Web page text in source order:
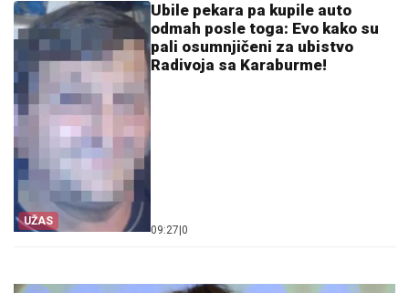
UŽAS
Ubile pekara pa kupile auto
odmah posle toga: Evo kako su
pali osumnjičeni za ubistvo
Radivoja sa Karaburme!
09:27 0